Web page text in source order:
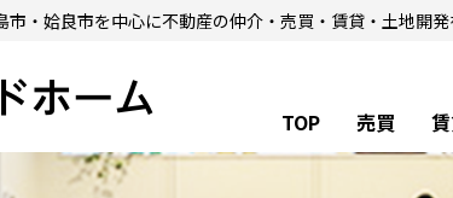
市・姶良市を中心に不動産の仲介・売買・賃貸・土地開発
TOP 売買